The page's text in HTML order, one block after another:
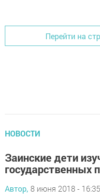
Перейти на
НОВОСТИ
Заинские дети
государственных
Автор, 8 июня 2018 - 16:35